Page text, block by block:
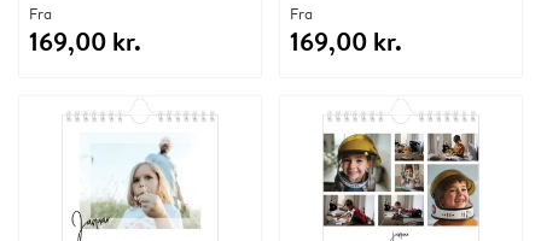
Fra
169,00 kr.
Fra
169,00 kr.